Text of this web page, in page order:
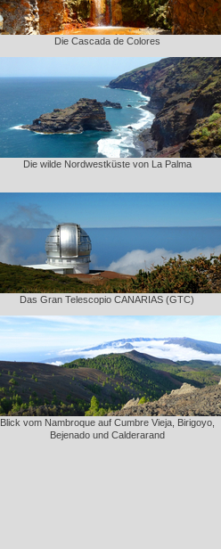
Die Cascada de Colores
Die wilde Nordwestküste von La Palma
Das Gran Telescopio CANARIAS (GTC)
Blick vom Nambroque auf Cumbre Vieja, Birigoyo,
Bejenado und Calderarand